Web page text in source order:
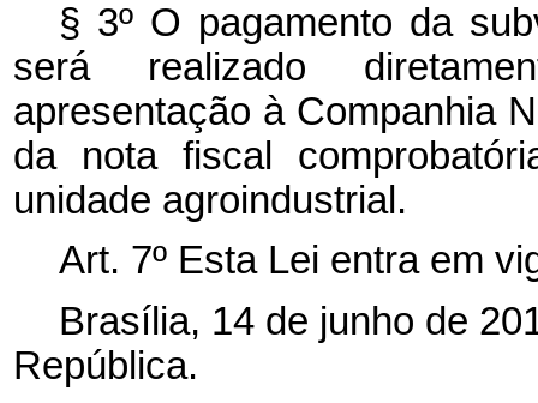
§ 3º O pagamento da
será realizado
apresentação à Companhia
da nota fiscal
unidade agroindustrial.
Art. 7º Esta Lei entra em
Brasília, 14 de junho de
República.